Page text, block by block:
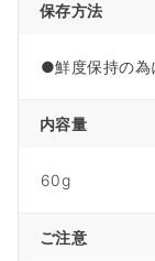
保存方法
●鮮度保持の為
内容量
60g
ご注意